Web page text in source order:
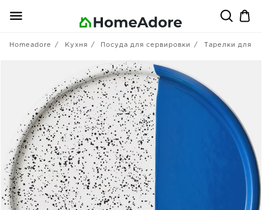
Homeadore Кухня Посуда для сервировки Тарелки для